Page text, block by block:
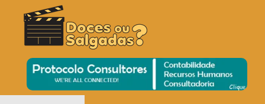
DOCES OU SALGADAS?
O Cinema? Uma Paixão!!